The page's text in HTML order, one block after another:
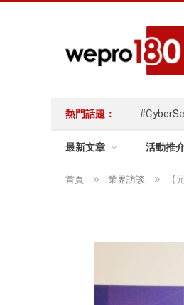
熱門話題：
最新文章 活動推
首頁 » 業界訪談 » 【